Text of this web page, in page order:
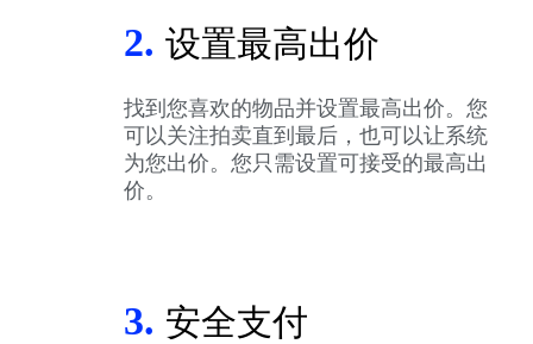
2. 设置最高出价
找到您喜欢的物品并设置最高出价。您
可以关注拍卖直到最后，也可以让系统
为您出价。您只需设置可接受的最高出
价。
3. 安全支付